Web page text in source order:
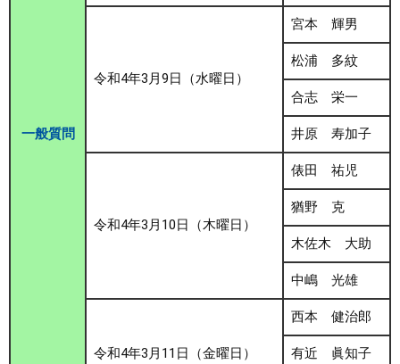
一般質問
令和4年3月9日（水曜日）
宮本 輝男
松浦 多紋
合志 栄一
井原 寿加子
令和4年3月10日（木曜日）
俵田 祐児
猶野 克
木佐木 大助
中嶋 光雄
令和4年3月11日（金曜日）
西本 健治郎
有近 眞知子